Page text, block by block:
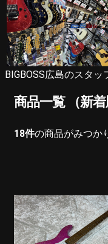
BIGBOSS広島のスタ
商品一覧 （新着
18件の商品がみつか